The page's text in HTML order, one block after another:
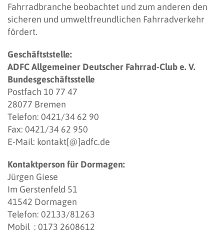
Fahrradbranche beobachtet und zum anderen den
sicheren und umweltfreundlichen Fahrradverkehr
fördert.
Geschäftststelle:
ADFC Allgemeiner Deutscher Fahrrad-Club e. V.
Bundesgeschäftsstelle
Postfach 10 77 47
28077 Bremen
Telefon: 0421/34 62 90
Fax: 0421/34 62 950
E-Mail: kontakt[@]adfc.de
Kontaktperson für Dormagen:
Jürgen Giese
Im Gerstenfeld 51
41542 Dormagen
Telefon: 02133/81263
Mobil : 0173 2608612